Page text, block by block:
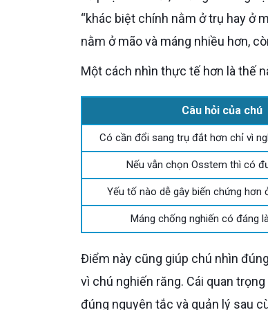
“khác biệt chính nằm ở trụ hay ở
nằm ở mão và máng nhiều hơn,
Một cách nhìn thực tế hơn là thế
Câu hỏi của chú
Có cần đổi sang trụ đắt hơn chỉ vì
Nếu vẫn chọn Osstem thì có
Yếu tố nào dễ gây biến chứng hơn
Máng chống nghiến có đáng
Điểm này cũng giúp chú nhìn
vì chú nghiến răng. Cái quan
đúng nguyên tắc và quản lý sau